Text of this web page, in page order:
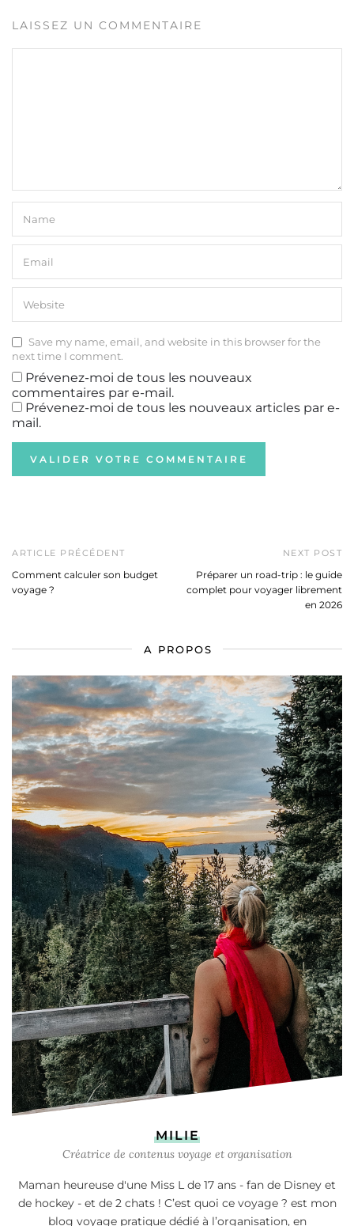
LAISSEZ UN COMMENTAIRE
Save my name, email, and website in this browser for the
next time I comment.
Prévenez-moi de tous les nouveaux
commentaires par e-mail.
Prévenez-moi de tous les nouveaux articles par e-
mail.
ARTICLE PRÉCÉDENT
Comment calculer son budget
voyage ?
NEXT POST
Préparer un road-trip : le guide
complet pour voyager librement
en 2026
A PROPOS
MILIE
Créatrice de contenus voyage et organisation
Maman heureuse d'une Miss L de 17 ans - fan de Disney et
de hockey - et de 2 chats ! C’est quoi ce voyage ? est mon
blog voyage pratique dédié à l’organisation, en